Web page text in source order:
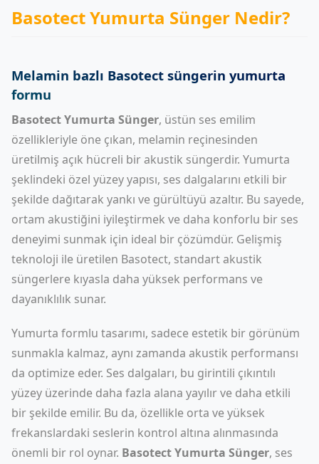
Basotect Yumurta Sünger Nedir?
Melamin bazlı Basotect süngerin yumurta
formu
Basotect Yumurta Sünger, üstün ses emilim
özellikleriyle öne çıkan, melamin reçinesinden
üretilmiş açık hücreli bir akustik süngerdir. Yumurta
şeklindeki özel yüzey yapısı, ses dalgalarını etkili bir
şekilde dağıtarak yankı ve gürültüyü azaltır. Bu sayede,
ortam akustiğini iyileştirmek ve daha konforlu bir ses
deneyimi sunmak için ideal bir çözümdür. Gelişmiş
teknoloji ile üretilen Basotect, standart akustik
süngerlere kıyasla daha yüksek performans ve
dayanıklılık sunar.
Yumurta formlu tasarımı, sadece estetik bir görünüm
sunmakla kalmaz, aynı zamanda akustik performansı
da optimize eder. Ses dalgaları, bu girintili çıkıntılı
yüzey üzerinde daha fazla alana yayılır ve daha etkili
bir şekilde emilir. Bu da, özellikle orta ve yüksek
frekanslardaki seslerin kontrol altına alınmasında
önemli bir rol oynar. Basotect Yumurta Sünger, ses